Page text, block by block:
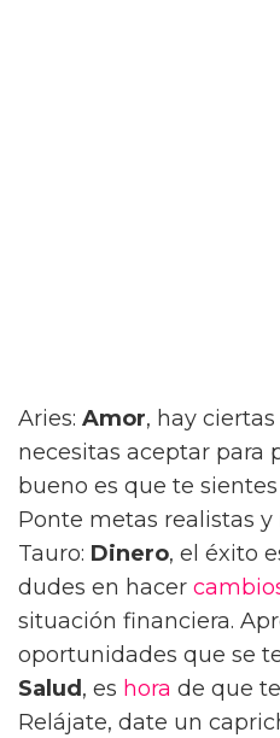
Aries: Amor, hay
necesitas aceptar para
bueno es que te
Ponte metas realistas y
Tauro: Dinero, el éxito
dudes en hacer
situación financiera.
oportunidades que se
Salud , es hora de que
Relájate, date un